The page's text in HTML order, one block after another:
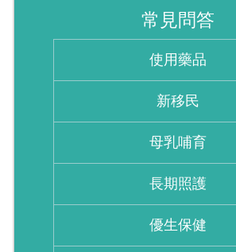
常見問答
使用藥品
新移民
母乳哺育
長期照護
優生保健